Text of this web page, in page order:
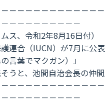
－－－－－－－－－－－
－－－－－－－－－
、令和2年8月16日付）
合（IUCN）が7月に公
言葉でマクガン）」
と、池間自治会長の仲間
－－－－－－－－－－－
－－－－－－－－－